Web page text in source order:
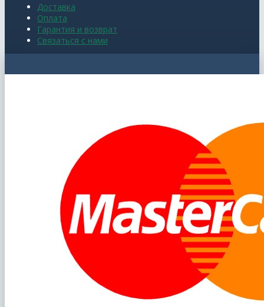
Доставка
Оплата
Гарантия и возврат
Связаться с нами